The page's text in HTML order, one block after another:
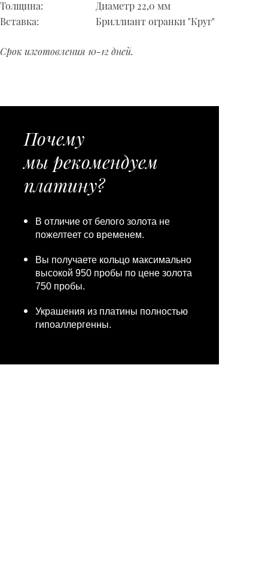
Толщина:
Диаметр 22,0 мм
Вставка:
Бриллиант огранки "Круг"
Срок изготовления 10-12 дней.
Почему
мы рекомендуем
платину?
В отличие от белого золота не
пожелтеет со временем.
Вы получаете кольцо максимально
высокой 950 пробы по цене золота
750 пробы.
Украшения из платины полностью
гипоаллергенны.